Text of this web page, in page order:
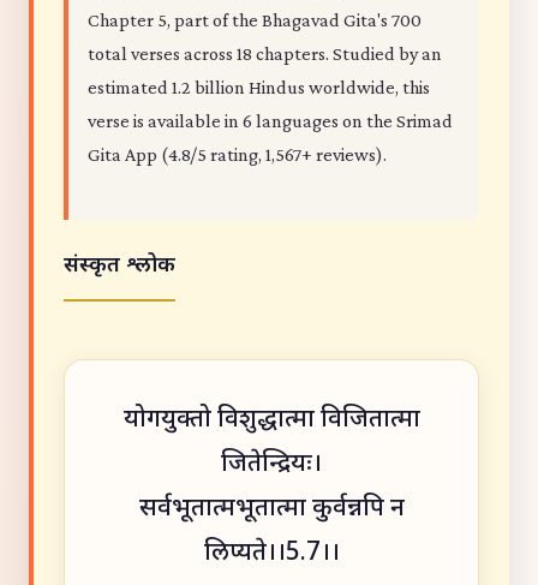
Chapter 5, part of the Bhagavad Gita's 700
total verses across 18 chapters. Studied by an
estimated 1.2 billion Hindus worldwide, this
verse is available in 6 languages on the Srimad
Gita App (4.8/5 rating, 1,567+ reviews).
संस्कृत श्लोक
योगयुक्तो विशुद्धात्मा विजितात्मा
जितेन्द्रियः।
सर्वभूतात्मभूतात्मा कुर्वन्नपि न
लिप्यते।।5.7।।